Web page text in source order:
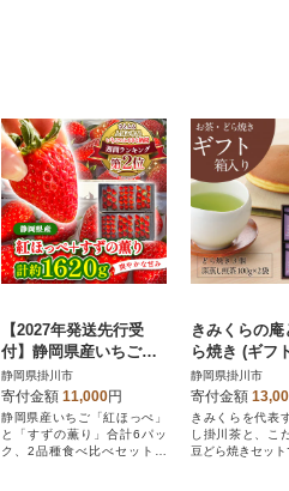
【2027年発送先行受
付】静岡県産いちご
「紅ほっぺ+すずの薫
り」6P 約1.6kg(約270g
×6)
静岡県掛川市
寄付金額 11,000円
静岡県産いちご「紅ほっぺ」
と「すずの薫り」合計6パッ
ク、2品種食べ比べセットで
きみくらの
ら焼き (ギフト箱入り)
深蒸し掛川
きみくら【
静岡県掛川市
寄付金額
きみくらを代表
し掛川茶と、こ
豆どら焼きセット